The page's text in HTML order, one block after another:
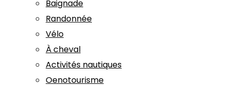
Baignade
Randonnée
Vélo
À cheval
Activités nautiques
Oenotourisme